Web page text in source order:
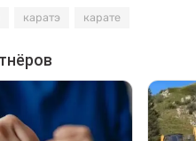
каратэ карате